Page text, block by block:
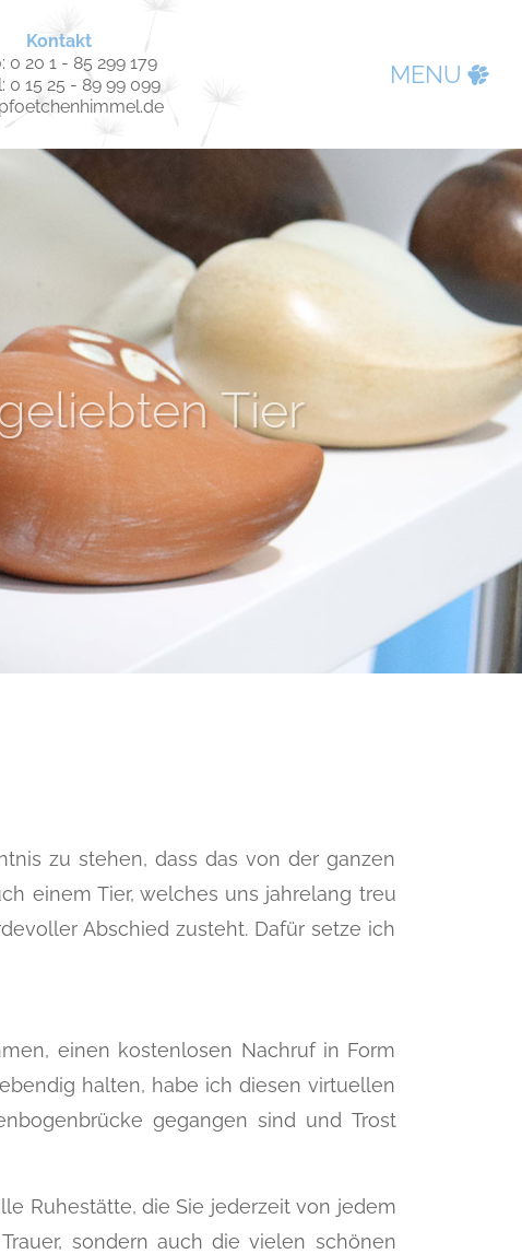
Kontakt
0 20 1 - 85 299 179
0 15 25 - 89 99 099
MENU
Beistand
zu stehen, dass das von der ganzen
einem Tier, welches uns jahrelang treu
Abschied zusteht. Dafür setze ich
einen kostenlosen Nachruf in Form
halten, habe ich diesen virtuellen
gegangen sind und Trost
Ruhestätte, die Sie jederzeit von jedem
sondern auch die vielen schönen